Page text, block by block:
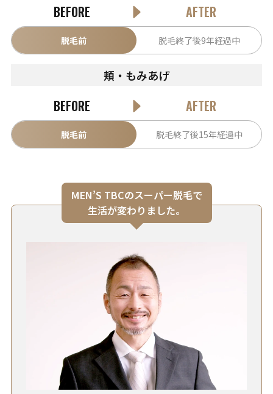
BEFORE AFTER
脱毛前 脱毛終了後9年経過中
頬・もみあげ
BEFORE AFTER
脱毛前 脱毛終了後15年経過中
MEN’S TBCのスーパー脱毛で
生活が変わりました。